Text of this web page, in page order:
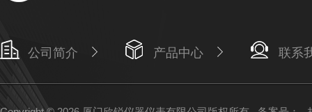
公司简介 产品中心 联系